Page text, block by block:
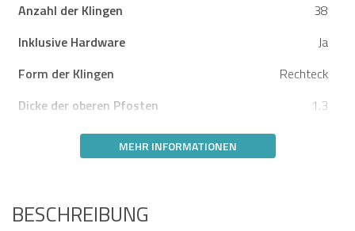
Anzahl der Klingen
38
Inklusive Hardware
Ja
Form der Klingen
Rechteck
Dicke der oberen Pfosten
1.3
MEHR INFORMATIONEN
BESCHREIBUNG